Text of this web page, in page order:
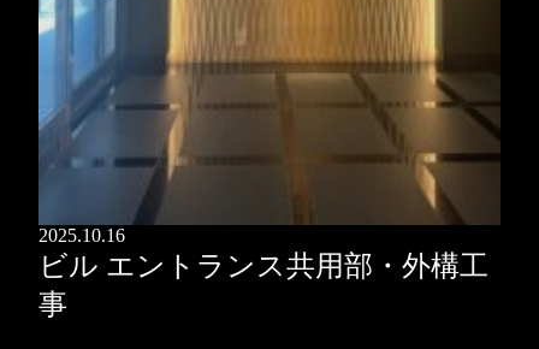
2025.10.16
ビル エントランス共用部・外構工
事